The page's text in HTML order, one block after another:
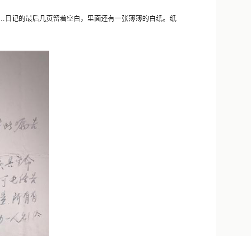
记的最后几页留着空白，里面还有一张薄薄的白纸。纸